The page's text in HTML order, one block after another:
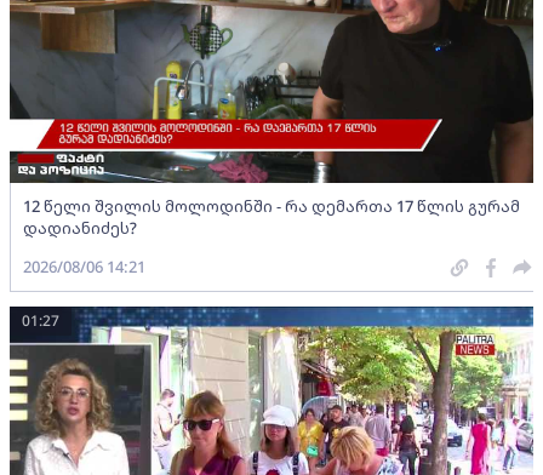
12 წელი შვილის მოლოდინში - რა დემართა 17 წლის გურამ
დადიანიძეს?
2026/08/06 14:21
01:27